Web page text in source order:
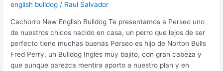
english bulldog / Raul Salvador
Cachorro New English Bulldog Te presentamos a Perseo uno
de nuestros chicos nacido en casa, un perro que lejos de ser
perfecto tiene muchas buenas Perseo es hijo de Norton Bulls
Fred Perry, un Bulldog Ingles muy bajito, con gran cabeza y
que aunque parezca mentira aporto a nuestro plan y en